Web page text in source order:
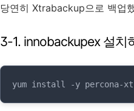
당연히 Xtrabackup으로 백업
3-1. innobackupex 설치
yum install -y percona-